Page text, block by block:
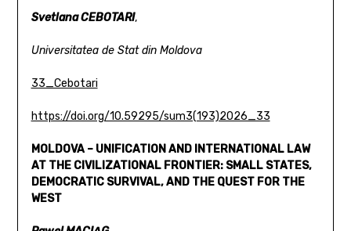
Svetlana CEBOTARI,
Universitatea de Stat din Moldova
33_Cebotari
https://doi.org/10.59295/sum3(193)2026_33
MOLDOVA – UNIFICATION AND INTERNATIONAL LAW
AT THE CIVILIZATIONAL FRONTIER: SMALL STATES,
DEMOCRATIC SURVIVAL, AND THE QUEST FOR THE
WEST